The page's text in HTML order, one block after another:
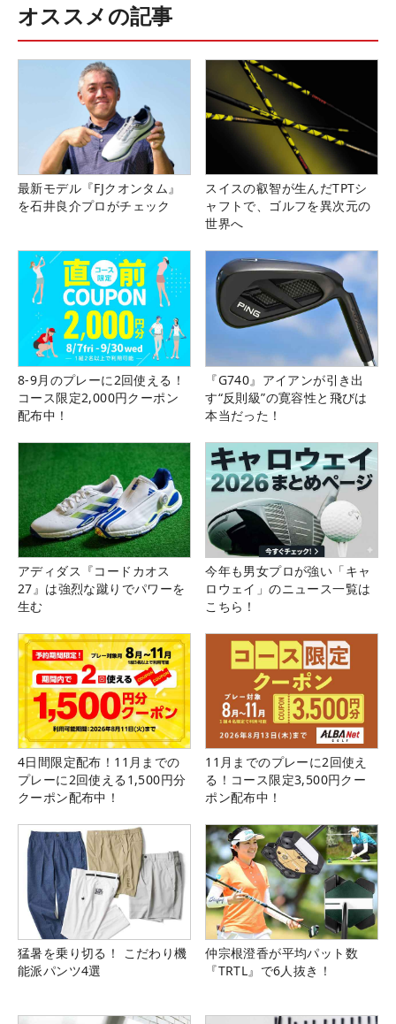
オススメの記事
最新モデル『FJクオンタム』
を石井良介プロがチェック
スイスの叡智が生んだTPTシ
ャフトで、ゴルフを異次元の
世界へ
8-9月のプレーに2回使える！
コース限定2,000円クーポン
配布中！
『G740』アイアンが引き出
す“反則級”の寛容性と飛びは
本当だった！
アディダス『コードカオス
27』は強烈な蹴りでパワーを
生む
今年も男女プロが強い「キャ
ロウェイ」のニュース一覧は
こちら！
4日間限定配布！11月までの
プレーに2回使える1,500円分
クーポン配布中！
11月までのプレーに2回使え
る！コース限定3,500円クー
ポン配布中！
猛暑を乗り切る！ こだわり機
能派パンツ4選
仲宗根澄香が平均パット数
『TRTL』で6人抜き！